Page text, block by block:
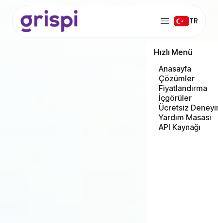
TR
Hızlı Menü
Anasayfa
Çözümler
Fiyatlandırma
İçgörüler
Ücretsiz
Yardım Masası
API Kaynağı